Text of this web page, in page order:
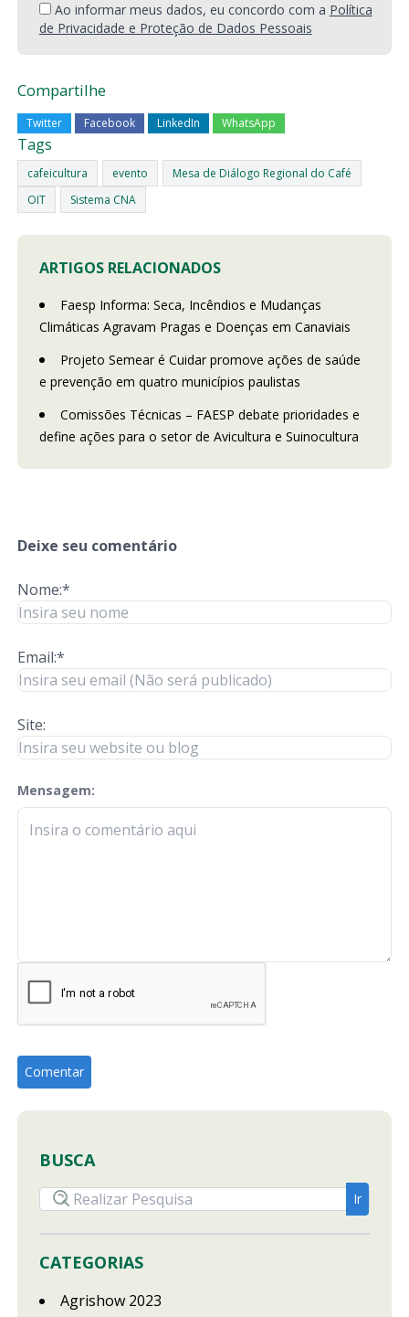
Ao informar meus dados, eu concordo com a Política
de Privacidade e Proteção de Dados Pessoais
Compartilhe
Twitter Facebook LinkedIn WhatsApp
Tags
cafeicultura evento
Mesa de Diálogo Regional do Café
OIT
Sistema CNA
ARTIGOS RELACIONADOS
Faesp Informa: Seca, Incêndios e Mudanças
Climáticas Agravam Pragas e Doenças em Canaviais
Projeto Semear é Cuidar promove ações de saúde
e prevenção em quatro municípios paulistas
Comissões Técnicas – FAESP debate prioridades e
define ações para o setor de Avicultura e Suinocultura
Deixe seu comentário
Nome:*
Email:*
Site:
Mensagem:
check-terms
BUSCA
CATEGORIAS
Agrishow 2023